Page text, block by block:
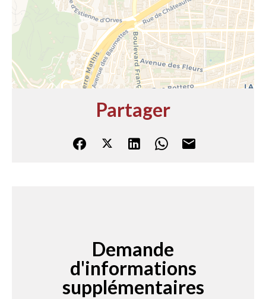
Partager
Demande
d'informations
supplémentaires